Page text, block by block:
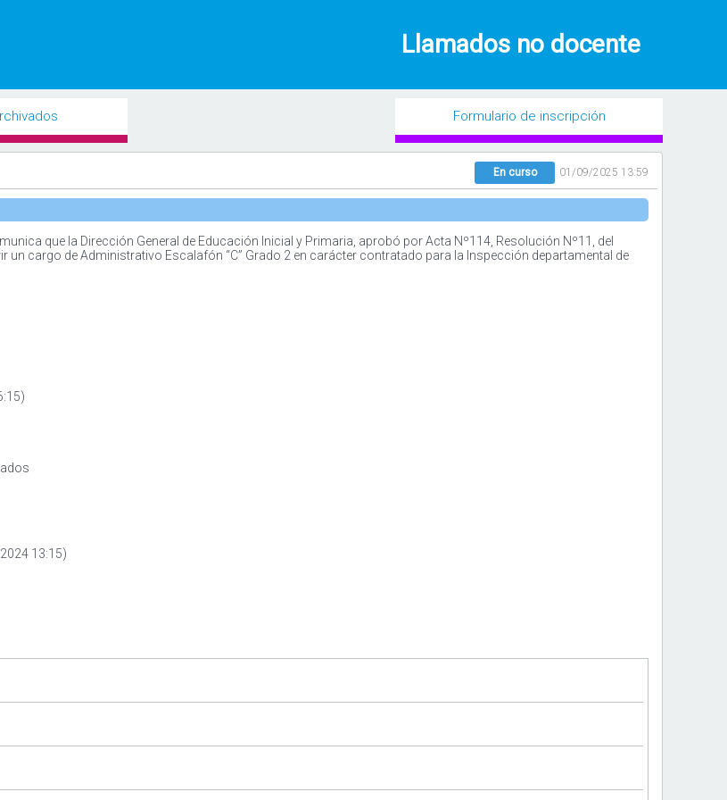
Llamados no docente
Formulario de inscripción
01/09/2025 13:59
En curso
que la Dirección General de Educación Inicial y Primaria, aprobó por Acta Nº114, Resolución Nº11, del
cargo de Administrativo Escalafón “C” Grado 2 en carácter contratado para la Inspección departamental de
13:15)